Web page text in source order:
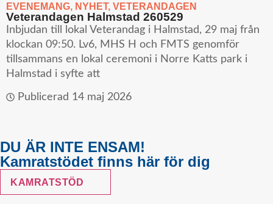
EVENEMANG, NYHET, VETERANDAGEN
Veterandagen Halmstad 260529
Inbjudan till lokal Veterandag i Halmstad, 29 maj från
klockan 09:50. Lv6, MHS H och FMTS genomför
tillsammans en lokal ceremoni i Norre Katts park i
Halmstad i syfte att
Publicerad 14 maj 2026
DU ÄR INTE ENSAM!
Kamratstödet finns här för dig
KAMRATSTÖD